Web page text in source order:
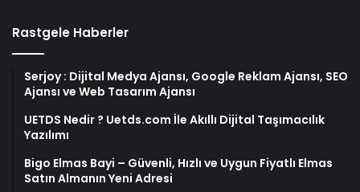
Rastgele Haberler
Serjoy : Dijital Medya Ajansı, Google Reklam Ajansı, SEO
Ajansı ve Web Tasarım Ajansı
UETDS Nedir ? Uetds.com İle Akıllı Dijital Taşımacılık
Yazılımı
Bigo Elmas Bayi – Güvenli, Hızlı ve Uygun Fiyatlı Elmas
Satın Almanın Yeni Adresi